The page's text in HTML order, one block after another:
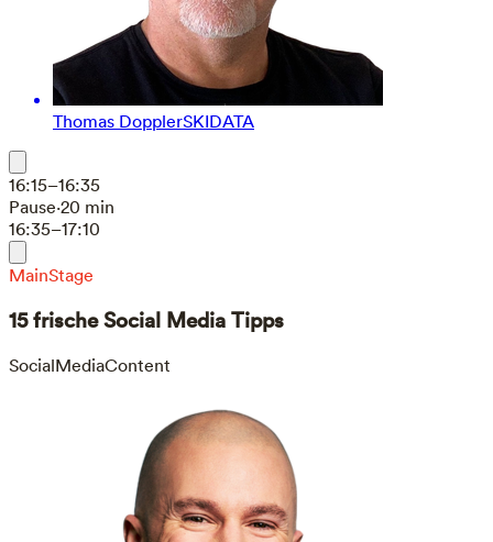
Thomas DopplerSKIDATA
16:15–16:35
Pause·20 min
16:35–17:10
MainStage
15 frische Social Media Tipps
SocialMediaContent